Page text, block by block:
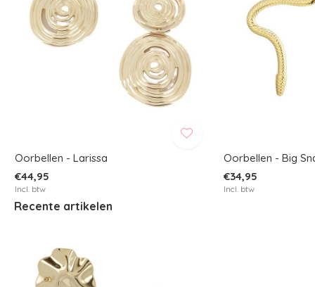
Oorbellen - Larissa
€44,95
Incl. btw
Oorbellen - Big
€34,95
Incl. btw
Recente artikelen